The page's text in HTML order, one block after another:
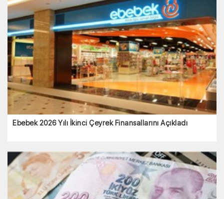
Ebebek 2026 Yılı İkinci Çeyrek Finansallarını Açıkladı